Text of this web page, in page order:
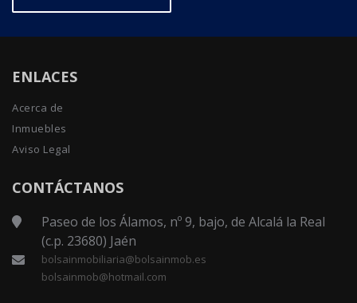
ENLACES
Acerca de
Inmuebles
Aviso Legal
CONTÁCTANOS
Paseo de los Álamos, nº 9, bajo, de Alcalá la Real
(c.p. 23680) Jaén
bolsainmobiliaria@bolsainmob.es
bolsainmob@hotmail.com